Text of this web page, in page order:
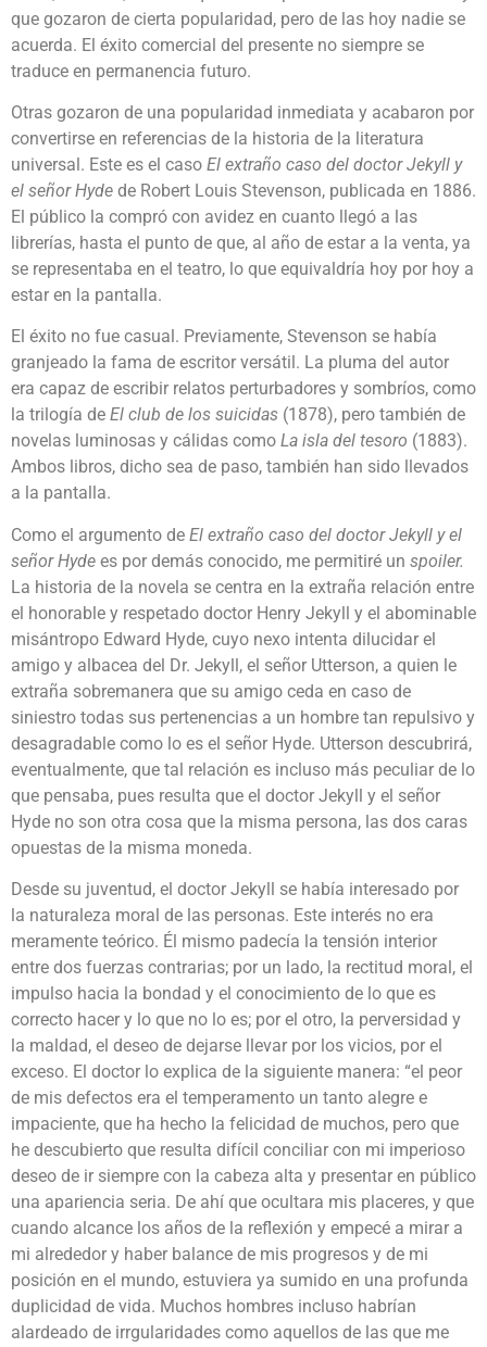
que gozaron de cierta popularidad, pero de las hoy nadie se
acuerda. El éxito comercial del presente no siempre se
traduce en permanencia futuro.
Otras gozaron de una popularidad inmediata y acabaron por
convertirse en referencias de la historia de la literatura
universal. Este es el caso El extraño caso del doctor Jekyll y
el señor Hyde de Robert Louis Stevenson, publicada en 1886.
El público la compró con avidez en cuanto llegó a las
librerías, hasta el punto de que, al año de estar a la venta, ya
se representaba en el teatro, lo que equivaldría hoy por hoy a
estar en la pantalla.
El éxito no fue casual. Previamente, Stevenson se había
granjeado la fama de escritor versátil. La pluma del autor
era capaz de escribir relatos perturbadores y sombríos, como
la trilogía de El club de los suicidas (1878), pero también de
novelas luminosas y cálidas como La isla del tesoro (1883).
Ambos libros, dicho sea de paso, también han sido llevados
a la pantalla.
Como el argumento de El extraño caso del doctor Jekyll y el
señor Hyde es por demás conocido, me permitiré un spoiler.
La historia de la novela se centra en la extraña relación entre
el honorable y respetado doctor Henry Jekyll y el abominable
misántropo Edward Hyde, cuyo nexo intenta dilucidar el
amigo y albacea del Dr. Jekyll, el señor Utterson, a quien le
extraña sobremanera que su amigo ceda en caso de
siniestro todas sus pertenencias a un hombre tan repulsivo y
desagradable como lo es el señor Hyde. Utterson descubrirá,
eventualmente, que tal relación es incluso más peculiar de lo
que pensaba, pues resulta que el doctor Jekyll y el señor
Hyde no son otra cosa que la misma persona, las dos caras
opuestas de la misma moneda.
Desde su juventud, el doctor Jekyll se había interesado por
la naturaleza moral de las personas. Este interés no era
meramente teórico. Él mismo padecía la tensión interior
entre dos fuerzas contrarias; por un lado, la rectitud moral, el
impulso hacia la bondad y el conocimiento de lo que es
correcto hacer y lo que no lo es; por el otro, la perversidad y
la maldad, el deseo de dejarse llevar por los vicios, por el
exceso. El doctor lo explica de la siguiente manera: “el peor
de mis defectos era el temperamento un tanto alegre e
impaciente, que ha hecho la felicidad de muchos, pero que
he descubierto que resulta difícil conciliar con mi imperioso
deseo de ir siempre con la cabeza alta y presentar en público
una apariencia seria. De ahí que ocultara mis placeres, y que
cuando alcance los años de la reflexión y empecé a mirar a
mi alrededor y haber balance de mis progresos y de mi
posición en el mundo, estuviera ya sumido en una profunda
duplicidad de vida. Muchos hombres incluso habrían
alardeado de irrgularidades como aquellos de las que me